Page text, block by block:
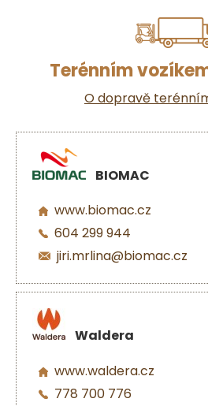
Terénním
O dopravě
BIOMAC
www.biomac.cz
604 299 944
jiri.mrlina@biomac.cz
Waldera
www.waldera.cz
778 700 776